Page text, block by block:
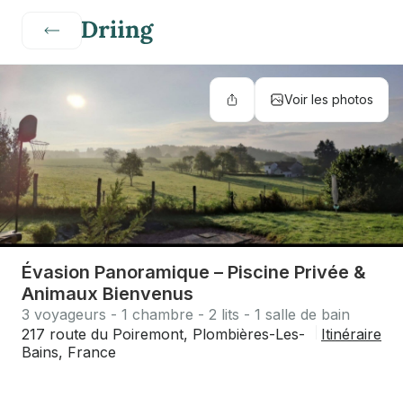
Voir les photos
Évasion Panoramique – Piscine Privée &
Animaux Bienvenus
3 voyageurs - 1 chambre - 2 lits - 1 salle de bain
217 route du Poiremont, Plombières-Les-
Bains, France
Itinéraire